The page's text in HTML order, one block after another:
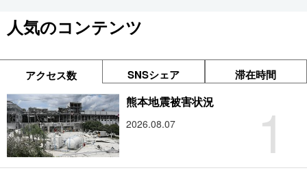
人気のコンテンツ
アクセス数 SNSシェア 滞在時間
1
熊本地震被害状況
2026.08.07